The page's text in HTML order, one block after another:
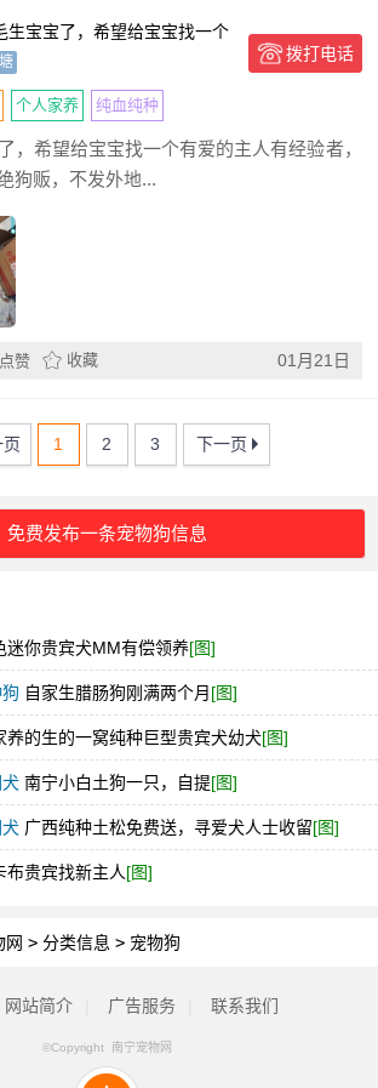
生宝宝了，希望给宝宝找一个
拨打电话
个人家养 纯血纯种
，希望给宝宝找一个有爱的主人有经验者，
狗贩，不发外地...
点赞 收藏 01月21日
页 1 2 3 下一页
免费发布一条宠物狗信息
迷你贵宾犬MM有偿领养[图]
自家生腊肠狗刚满两个月 [图]
养的生的一窝纯种巨型贵宾犬幼犬[图]
南宁小白土狗一只，自提[图]
广西纯种土松免费送，寻爱犬人士收留[图]
布贵宾找新主人[图]
网 > 分类信息 > 宠物狗
网站简介 广告服务 联系我们
©Copyright 南宁宠物网